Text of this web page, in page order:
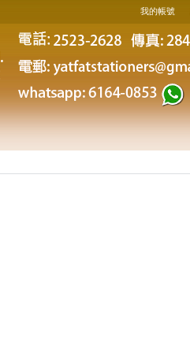
我的帳號